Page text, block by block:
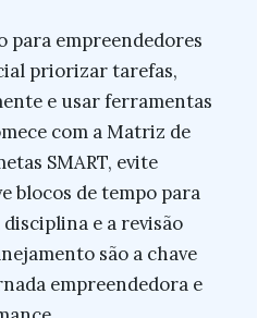
para empreendedores
priorizar tarefas,
e usar ferramentas
com a Matriz de
SMART, evite
blocos de tempo para
e a revisão
são a chave
empreendedora e